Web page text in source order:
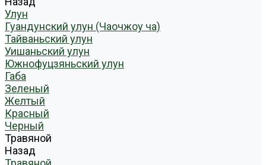
Улун
Гуандунский улун (Чаочжоу ча)
Тайваньский улун
Уишаньский улун
Южнофуцзяньский улун
Габа
Зеленый
Желтый
Красный
Черный
Травяной
Назад